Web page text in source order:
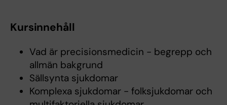
Kursinnehåll
Vad är precisionsmedicin - begrepp och
allmän bakgrund
Sällsynta sjukdomar
Komplexa sjukdomar - folksjukdomar och